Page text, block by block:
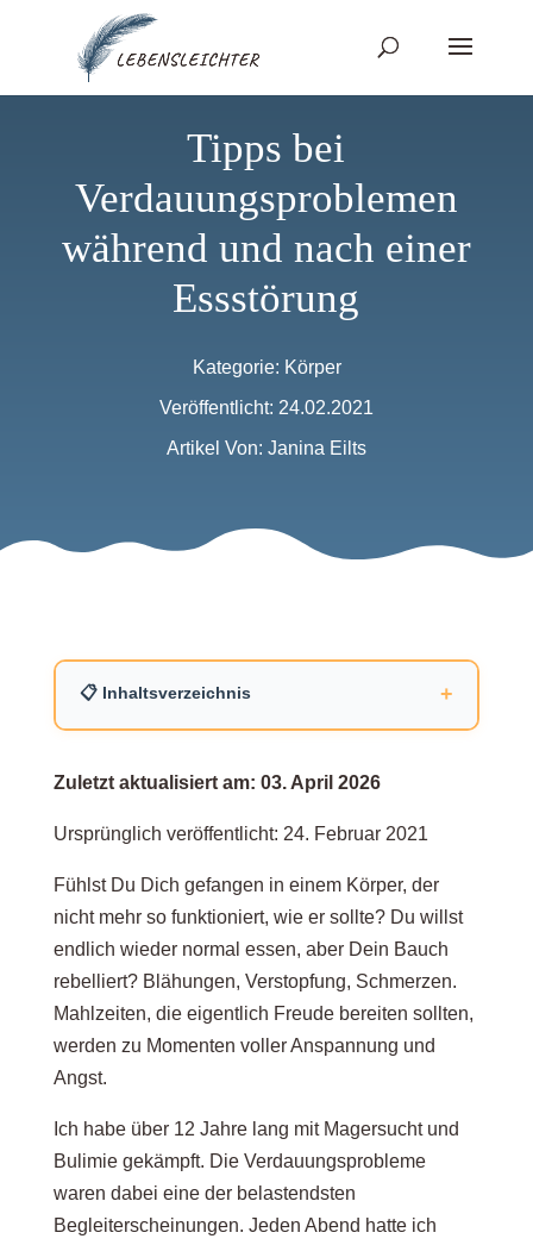
Tipps bei
Verdauungsproblemen
während und nach einer
Essstörung
Kategorie: Körper
Veröffentlicht: 24.02.2021
Artikel Von: Janina Eilts
📋 Inhaltsverzeichnis +
biologischen Ursachen verstehen
Dein Verdauungssystem im
Energiesparmodus: Was während der
Essstörung passiert
Der Neustart: Warum Dein Darm Zeit zum
Spezifische Auswirkungen bei Magersucht,
Bulimie und Binge Eating
Zuletzt aktualisiert am: 03. April 2026
Ursprünglich veröffentlicht: 24. Februar 2021
Fühlst Du Dich gefangen in einem Körper, der
nicht mehr so funktioniert, wie er sollte? Du willst
endlich wieder normal essen, aber Dein Bauch
rebelliert? Blähungen, Verstopfung, Schmerzen.
Mahlzeiten, die eigentlich Freude bereiten sollten,
werden zu Momenten voller Anspannung und
Angst.
Ich habe über 12 Jahre lang mit Magersucht und
Bulimie gekämpft. Die Verdauungsprobleme
waren dabei eine der belastendsten
Begleiterscheinungen. Jeden Abend hatte ich